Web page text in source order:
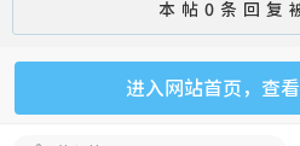
本帖0条回复
进入网站首页，查